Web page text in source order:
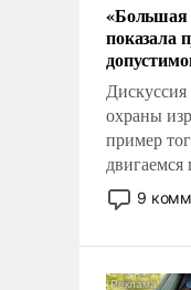
«Большая
показала
Дискуссия
охраны
пример
назад
9